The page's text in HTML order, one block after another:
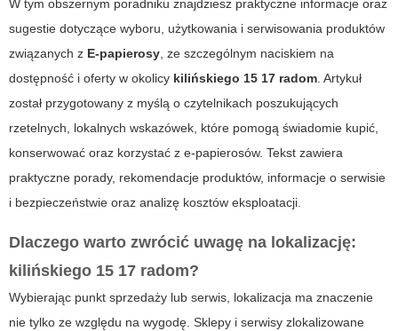
W tym obszernym poradniku znajdziesz praktyczne informacje oraz
sugestie dotyczące wyboru, użytkowania i serwisowania produktów
związanych z E-papierosy, ze szczególnym naciskiem na
dostępność i oferty w okolicy kilińskiego 15 17 radom. Artykuł
został przygotowany z myślą o czytelnikach poszukujących
rzetelnych, lokalnych wskazówek, które pomogą świadomie kupić,
konserwować oraz korzystać z e-papierosów. Tekst zawiera
praktyczne porady, rekomendacje produktów, informacje o serwisie
i bezpieczeństwie oraz analizę kosztów eksploatacji.
Dlaczego warto zwrócić uwagę na lokalizację:
kilińskiego 15 17 radom?
Wybierając punkt sprzedaży lub serwis, lokalizacja ma znaczenie
nie tylko ze względu na wygodę. Sklepy i serwisy zlokalizowane